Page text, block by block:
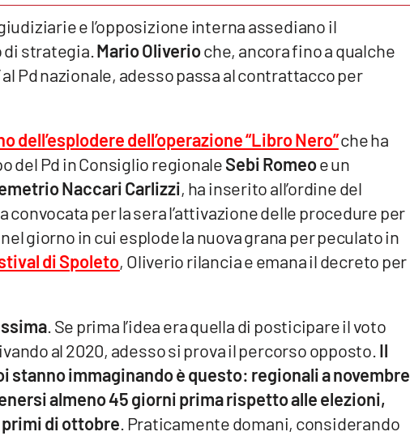
e l’opposizione interna assediano il
strategia. Mario Oliverioche, ancora fino a qualche
Pd nazionale, adesso passa al contrattacco per
dell’esplodere dell’operazione “Libro Nero”che ha
del Pd in Consiglio regionaleSebi Romeoe un
Naccari Carlizzi, ha inserito all’ordine del
convocata per la sera l’attivazione delle procedure per
giorno in cui esplode la nuova grana per peculato in
di Spoleto, Oliverio rilancia e emana il decreto per
. Se prima l’idea era quella di posticipare il voto
al 2020, adesso si prova il percorso opposto. Il
stanno immaginando è questo: regionali a novembre
almeno 45 giorni prima rispetto alle elezioni,
di ottobre . Praticamente domani, considerando